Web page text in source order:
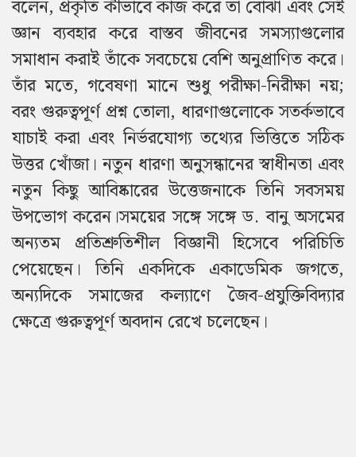
বলেন, প্রকৃতি কীভাবে কাজ করে তা বোঝা এবং সেই
জ্ঞান ব্যবহার করে বাস্তব জীবনের সমস্যাগুলোর
সমাধান করাই তাঁকে সবচেয়ে বেশি অনুপ্রাণিত করে।
তাঁর মতে, গবেষণা মানে শুধু পরীক্ষা-নিরীক্ষা নয়;
বরং গুরুত্বপূর্ণ প্রশ্ন তোলা, ধারণাগুলোকে সতর্কভাবে
যাচাই করা এবং নির্ভরযোগ্য তথ্যের ভিত্তিতে সঠিক
উত্তর খোঁজা। নতুন ধারণা অনুসন্ধানের স্বাধীনতা এবং
নতুন কিছু আবিষ্কারের উত্তেজনাকে তিনি সবসময়
উপভোগ করেন।সময়ের সঙ্গে সঙ্গে ড. বানু অসমের
অন্যতম প্রতিশ্রুতিশীল বিজ্ঞানী হিসেবে পরিচিতি
পেয়েছেন। তিনি একদিকে একাডেমিক জগতে,
অন্যদিকে সমাজের কল্যাণে জৈব-প্রযুক্তিবিদ্যার
ক্ষেত্রে গুরুত্বপূর্ণ অবদান রেখে চলেছেন।